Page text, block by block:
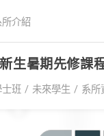
所介紹
新生暑期先修
士班 / 未來學生 / 系所